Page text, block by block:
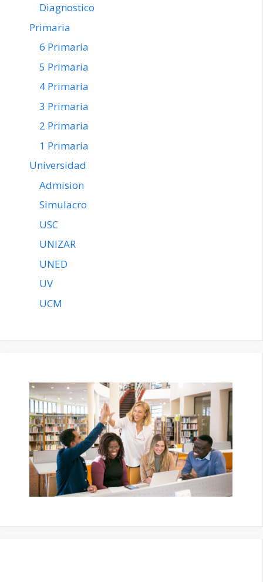
Diagnostico
Primaria
6 Primaria
5 Primaria
4 Primaria
3 Primaria
2 Primaria
1 Primaria
Universidad
Admision
Simulacro
USC
UNIZAR
UNED
UV
UCM